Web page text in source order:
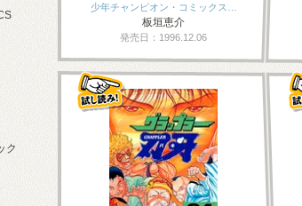
少年チャンピオン・コミックス…
板垣恵介
発売日：1996.12.06
ク